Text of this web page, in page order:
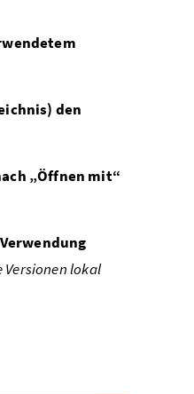
den
„Öffnen mit“
lokal